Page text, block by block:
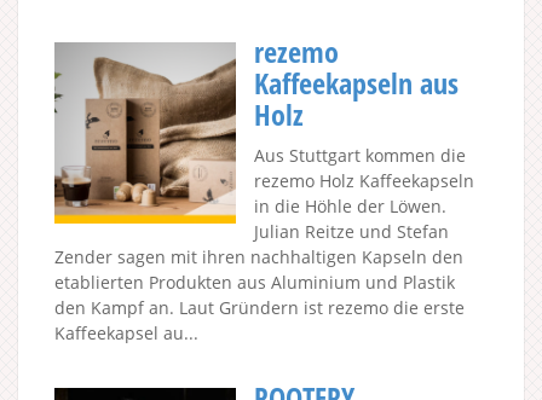
rezemo
Kaffeekapseln aus
Holz
Aus Stuttgart kommen die
rezemo Holz Kaffeekapseln
in die Höhle der Löwen.
Julian Reitze und Stefan
Zender sagen mit ihren nachhaltigen Kapseln den
etablierten Produkten aus Aluminium und Plastik
den Kampf an. Laut Gründern ist rezemo die erste
Kaffeekapsel au...